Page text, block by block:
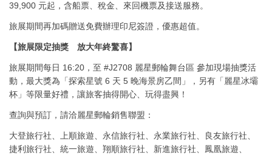
39,900 元起，含船票、稅金、來回機票及接送服務。
旅展期間再加碼贈送免費辦理印尼簽證，優惠超值。
【旅展限定抽獎 放大年終驚喜】
旅展期間每日 16:20，至 #J2708 麗星郵輪舞台區 參加現場抽獎活
動，最大獎為「探索星號 6 天 5 晚海景房乙間」，另有「麗星冰壩
杯」等限量好禮，讓旅客抽得開心、玩得盡興！
查詢與預訂，請洽麗星郵輪銷售聯盟：
大登旅行社、上順旅遊、永信旅行社、永業旅行社、良友旅行社、
捷利旅行社、統一旅遊、翔順旅行社、新進旅行社、鳳凰旅遊、